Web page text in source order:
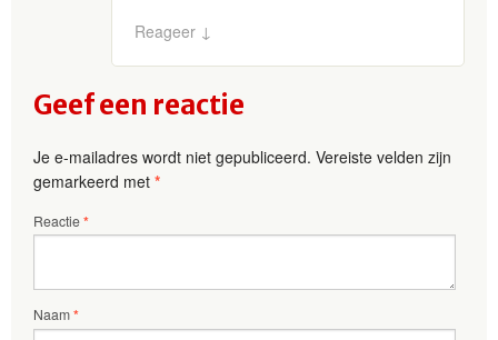
Reageer ↓
Geef een reactie
Je e-mailadres wordt niet gepubliceerd. Vereiste velden zijn
gemarkeerd met *
Reactie*
Naam*